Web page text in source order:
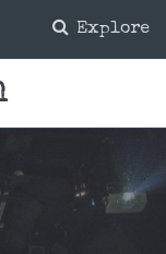
Explore